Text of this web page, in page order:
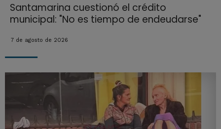
Santamarina cuestionó el crédito
municipal: "No es tiempo de endeudarse"
7 de agosto de 2026